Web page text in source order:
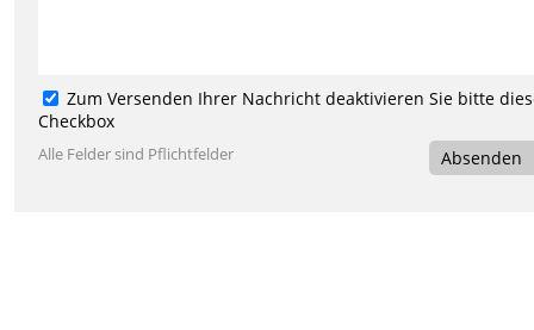
Zum Versenden Ihrer Nachricht deaktivieren Sie bitte
Checkbox
Alle Felder sind Pflichtfelder Absenden